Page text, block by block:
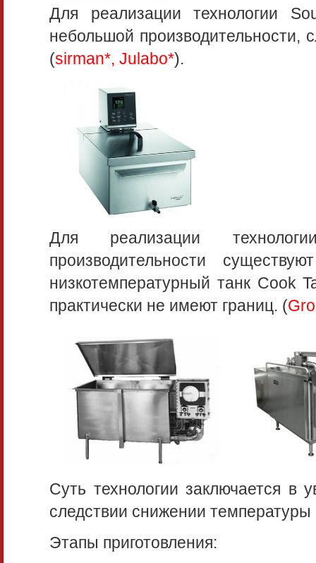
Для реализации технологии
небольшой производительности,
(sirman*, Julabo*).
Для реализации
производительности
низкотемпературный танк Cook
практически не имеют границ. (
Суть технологии заключается в
следствии снижении температуры
Этапы приготовления: